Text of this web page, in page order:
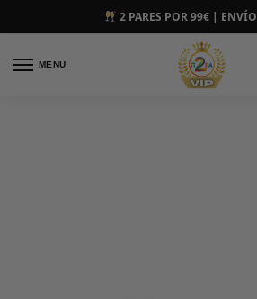
2 PARES POR 99€ |
MENU